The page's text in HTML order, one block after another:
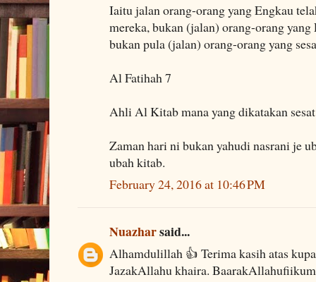
Iaitu jalan orang-orang yang Engkau
mereka, bukan (jalan) orang-orang
bukan pula (jalan) orang-orang yang
Al Fatihah 7
Ahli Al Kitab mana yang dikatakan
Zaman hari ni bukan yahudi nasrani je
ubah kitab.
February 24, 2016 at 10:46 PM
Nuazharsaid...
Alhamdulillah 👍 Terima kasih atas
JazakAllahu khaira. BaarakAllahufiikum